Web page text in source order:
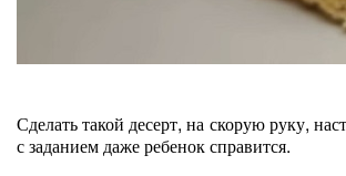
Сделать такой десерт, на скорую руку,
с заданием даже ребенок справится.